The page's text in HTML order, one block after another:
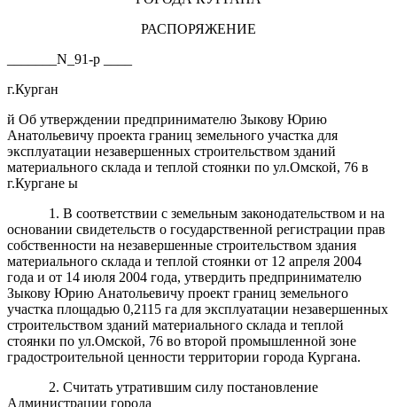
РАСПОРЯЖЕНИЕ
_______N_91-р ____
г.Курган
й Об утверждении предпринимателю Зыкову Юрию
Анатольевичу проекта границ земельного участка для
эксплуатации незавершенных строительством зданий
материального склада и теплой стоянки по ул.Омской, 76 в
г.Кургане ы
1. В соответствии с земельным законодательством и на
основании свидетельств о государственной регистрации прав
собственности на незавершенные строительством здания
материального склада и теплой стоянки от 12 апреля 2004
года и от 14 июля 2004 года, утвердить предпринимателю
Зыкову Юрию Анатольевичу проект границ земельного
участка площадью 0,2115 га для эксплуатации незавершенных
строительством зданий материального склада и теплой
стоянки по ул.Омской, 76 во второй промышленной зоне
градостроительной ценности территории города Кургана.
2. Считать утратившим силу постановление
Администрации города